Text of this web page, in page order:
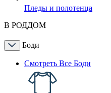
Пледы и полотенца
В РОДДОМ
Боди
Смотреть Все Боди